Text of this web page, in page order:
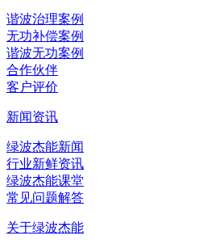
谐波治理案例
无功补偿案例
谐波无功案例
合作伙伴
客户评价
新闻资讯
绿波杰能新闻
行业新鲜资讯
绿波杰能课堂
常见问题解答
关于绿波杰能